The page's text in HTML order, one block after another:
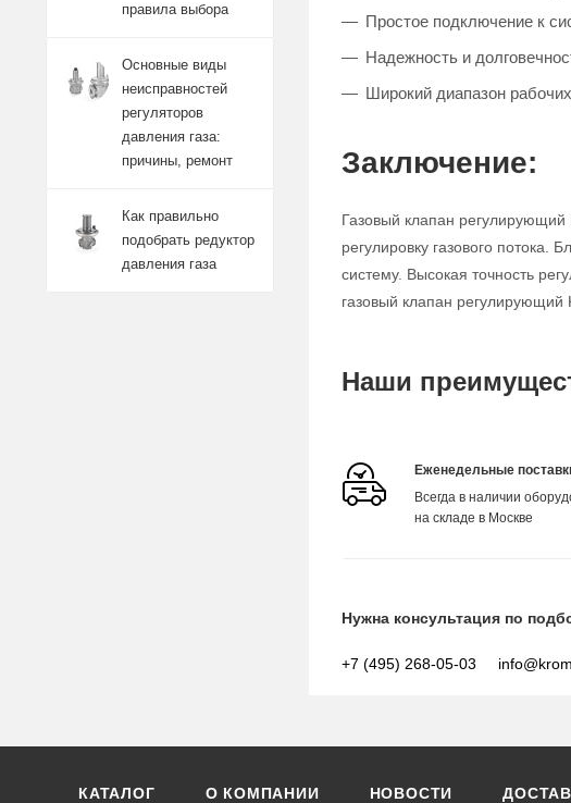
Простое подключение к
Надежность и
Широкий диапазон
Заключение:
Газовый клапан регулирующий
регулировку газового потока.
систему. Высокая точность
газовый клапан
Наши
Еженедельные
Всегда в наличии
на складе в Москве
Нужна консультация по
+7 (495) 268-05-03
правила выбора
Основные виды
неисправностей
регуляторов
давления газа:
причины, ремонт
Как правильно
подобрать редуктор
давления газа
КАТАЛОГ О КОМПАНИИ НОВОСТИ